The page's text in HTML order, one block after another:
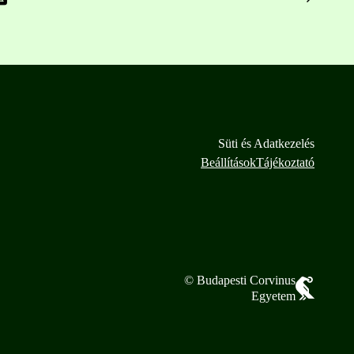
Süti és Adatkezelés
BeállításokTájékoztató
© Budapesti Corvinus
Egyetem